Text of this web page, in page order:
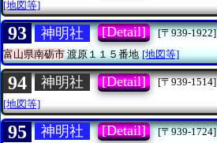
[地図等]
93 神明社 [Detail]
[〒939-1922]
富山県南砺市渡原１１５番地 [地図等]
94 神明社 [Detail] [〒939-1514]
[地図等]
95 神明社 [Detail]
[〒939-1724]